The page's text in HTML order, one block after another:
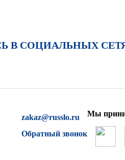
В СОЦИАЛЬНЫХ
zakaz@russlo.ru
Обратный звонок
Мы